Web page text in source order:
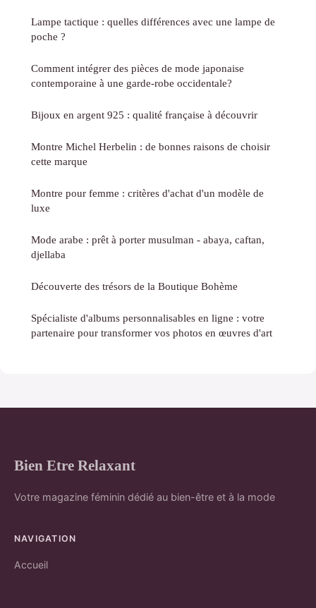
Lampe tactique : quelles différences avec une lampe de
poche ?
Comment intégrer des pièces de mode japonaise
contemporaine à une garde-robe occidentale?
Bijoux en argent 925 : qualité française à découvrir
Montre Michel Herbelin : de bonnes raisons de choisir
cette marque
Montre pour femme : critères d'achat d'un modèle de
luxe
Mode arabe : prêt à porter musulman - abaya, caftan,
djellaba
Découverte des trésors de la Boutique Bohème
Spécialiste d'albums personnalisables en ligne : votre
partenaire pour transformer vos photos en œuvres d'art
Bien Etre Relaxant
Votre magazine féminin dédié au bien-être et à la mode
NAVIGATION
Accueil